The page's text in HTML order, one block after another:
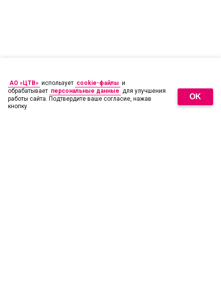
АО «ЦТВ» использует cookie-файлы и
обрабатывает персональные данные для улучшения
работы сайта. Подтвердите ваше согласие, нажав
кнопку
OK